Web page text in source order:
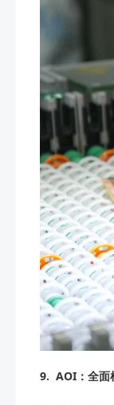
9. AOI：全面